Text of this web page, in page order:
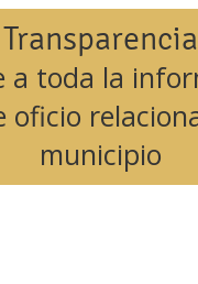
Transparencia
a toda la
oficio
municipio